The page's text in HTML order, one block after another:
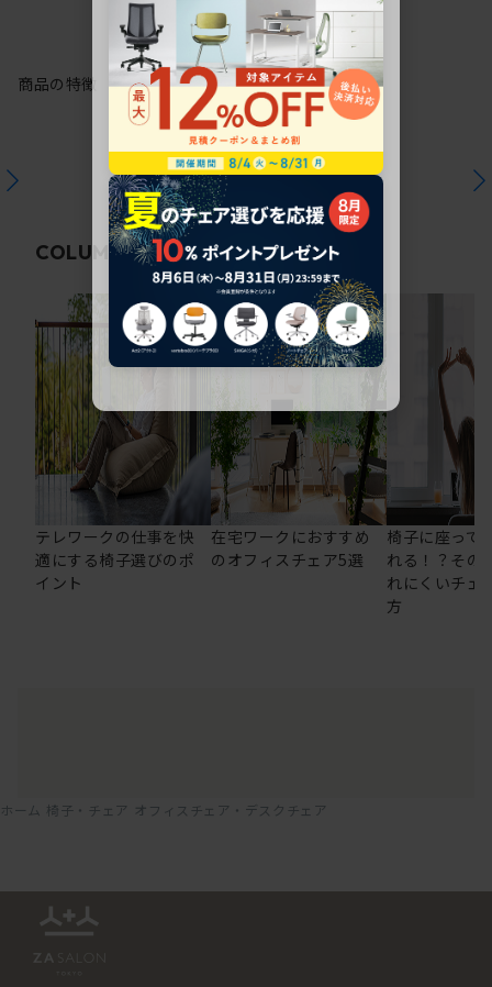
商品の特徴
COLUMN関連コラム
テレワークの仕事を快
適にする椅子選びのポ
イント
在宅ワークにおすすめ
のオフィスチェア5選
椅子に座って
れる！？その
れにくいチェ
方
ホーム 椅子・チェア オフィスチェア・デスクチェア